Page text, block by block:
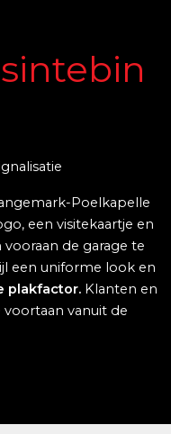
Poelkapelle
een visitekaartje en
vooraan de garage te
een uniforme look en
plakfactor. Klanten en
vanuit de